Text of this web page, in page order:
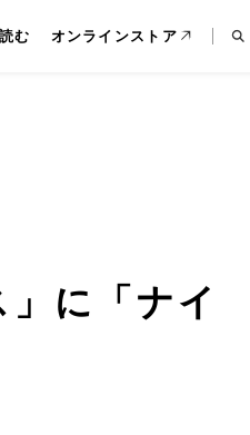
む オンラインストア
に「ナイ